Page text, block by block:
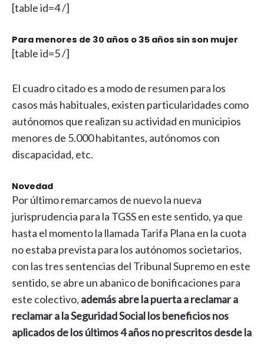
[table id=4 /]
Para menores de 30 años o 35 años sin son mujer
[table id=5 /]
El cuadro citado es a modo de resumen para los
casos más habituales, existen particularidades como
autónomos que realizan su actividad en municipios
menores de 5.000 habitantes, autónomos con
discapacidad, etc.
Novedad
Por último remarcamos de nuevo la nueva
jurisprudencia para la TGSS en este sentido, ya que
hasta el momento la llamada Tarifa Plana en la cuota
no estaba prevista para los autónomos societarios,
con las tres sentencias del Tribunal Supremo en este
sentido, se abre un abanico de bonificaciones para
este colectivo, además abre la puerta a reclamar a
reclamar a la Seguridad Social los beneficios nos
aplicados de los últimos 4 años no prescritos desde la